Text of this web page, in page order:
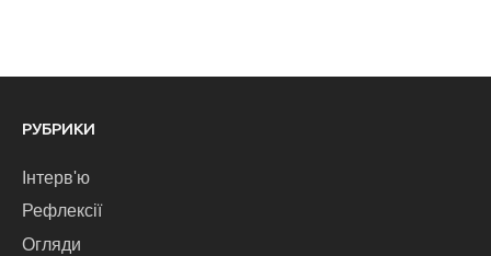
РУБРИКИ
Інтерв'ю
Рефлексії
Огляди